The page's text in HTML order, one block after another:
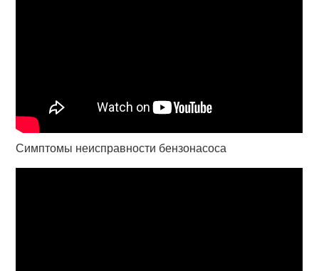
Симптомы неисправности бензонасоса